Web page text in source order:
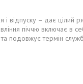
відпуску – дає цілий
піччю включає в
подовжує термін